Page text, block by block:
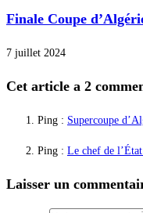
Finale Coupe
7 juillet 2024
Cet article a 2
Ping : Supercoupe
Ping : Le chef de
Laisser un